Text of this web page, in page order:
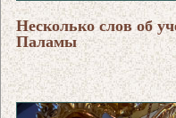
Несколько слов об
Паламы